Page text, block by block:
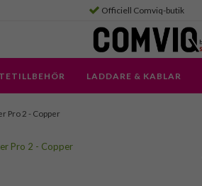
Officiell Comviq-butik
LADDARE & KABLAR
Pro 2 - Copper